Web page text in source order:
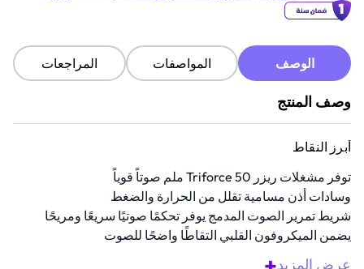
الوصف المواصفات المراجعات
وصف المنتج
أبرز النقاط
توفر مشغلات ريزر Triforce 50 ملم صوتاً قوياً
وسادات أذن مسامية تقلل من الحرارة والضغط
شريط تمرير الصوت المدمج يوفر تحكمًا صوتيًا سريعًا ومريحًا
يضمن الميكروفون القلبي التقاطًا واضحًا للصوت
متوافق مع أجهزة البلاي سيشن والكمبيوتر والهواتف المحمولة
عرض المزيد